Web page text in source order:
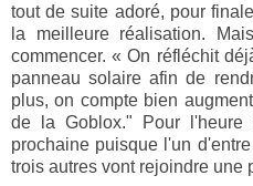
tout de suite adoré, pour
la meilleure réalisation.
commencer. «On réfléchit
panneau solaire afin de
plus, on compte bien
de la Goblox." Pour
prochaine puisque l'un
trois autres vont rejoindre une